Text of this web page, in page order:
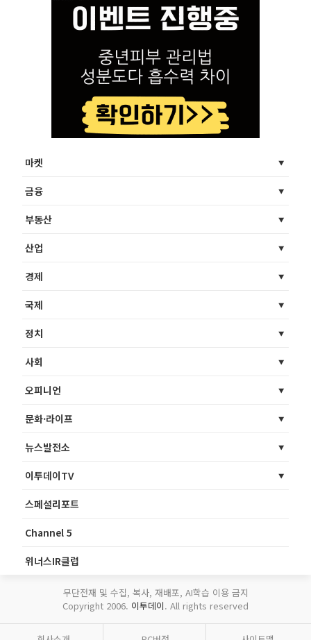
마켓
금융
부동산
산업
경제
국제
정치
사회
오피니언
문화·라이프
뉴스발전소
이투데이TV
스페셜리포트
Channel 5
위너스IR클럽
무단전재 및 수집, 복사, 재배포, AI학습 이용 금지
Copyright 2006. 이투데이. All rights reserved